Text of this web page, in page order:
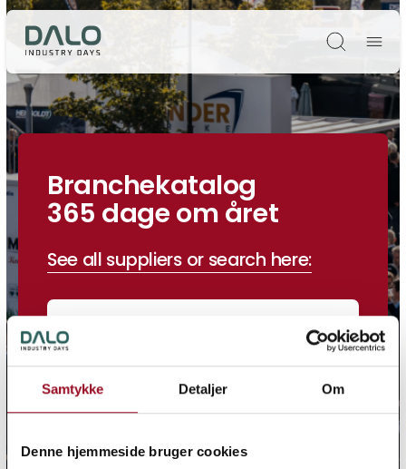
Samtykke Detaljer Om
Denne hjemmeside bruger cookies
Søg
Branchekatalog
365 dage om året
See all suppliers or search here:
Search